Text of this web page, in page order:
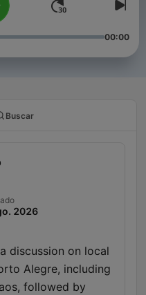
00:00
Buscar
2026
discussion on local
Alegre, including
followed by